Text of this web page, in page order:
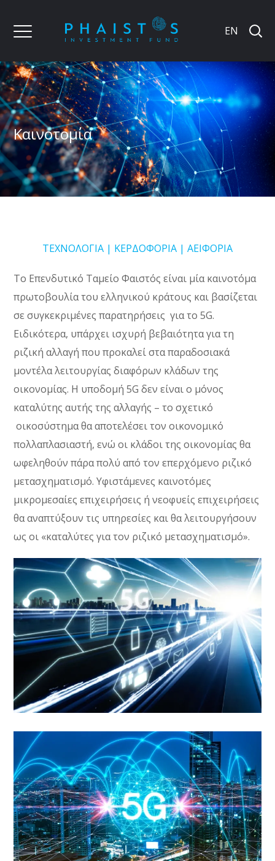
EN
Καινοτομία
ΤΕΧΝΟΛΟΓΙΑ | ΚΕΡΔΟΦΟΡΙΑ | ΑΕΙΦΟΡΙΑ
Το Επενδυτικό Ταμείο Φαιστός είναι μία καινοτόμα
πρωτοβουλία του ελληνικού κράτους και βασίζεται
σε συγκεκριμένες παρατηρήσεις για το 5G.
Ειδικότερα, υπάρχει ισχυρή βεβαιότητα για τη
ριζική αλλαγή που προκαλεί στα παραδοσιακά
μοντέλα λειτουργίας διαφόρων κλάδων της
οικονομίας. Η υποδομή 5G δεν είναι ο μόνος
καταλύτης αυτής της αλλαγής – το σχετικό
οικοσύστημα θα αποτελέσει τον οικονομικό
πολλαπλασιαστή, ενώ οι κλάδοι της οικονομίας θα
ωφεληθούν πάρα πολύ από τον επερχόμενο ριζικό
μετασχηματισμό. Υφιστάμενες καινοτόμες
μικρομεσαίες επιχειρήσεις ή νεοφυείς επιχειρήσεις
θα αναπτύξουν τις υπηρεσίες και θα λειτουργήσουν
ως οι «καταλύτες για τον ριζικό μετασχηματισμό».